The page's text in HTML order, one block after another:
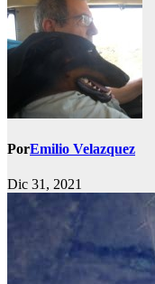
PorEmilio Velazquez
Dic 31, 2021